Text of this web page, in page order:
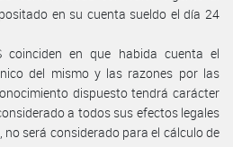
en su cuenta sueldo el día 24
coinciden en que habida cuenta el
del mismo y las razones por las
dispuesto tendrá carácter
a todos sus efectos legales
será considerado para el cálculo de